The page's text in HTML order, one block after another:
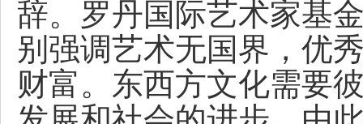
辞。 罗丹国际艺术家基
别强调艺术无国界，优
财富。东西方文化需要